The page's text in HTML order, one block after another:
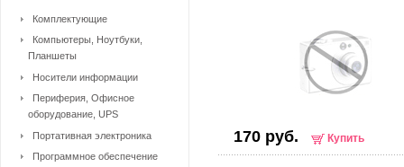
170 руб. Купить
Комплектующие
Компьютеры, Ноутбуки,
Планшеты
Носители информации
Периферия, Офисное
оборудование, UPS
Портативная электроника
Программное обеспечение